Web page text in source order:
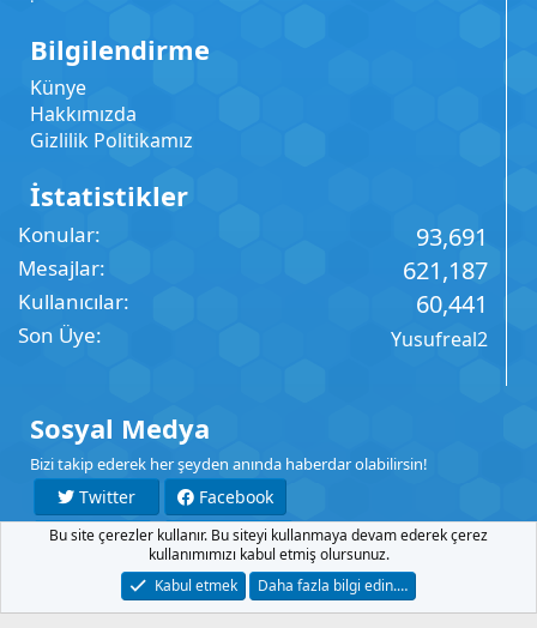
Bilgilendirme
Künye
Hakkımızda
Gizlilik Politikamız
İstatistikler
Konular 93,691
Mesajlar 621,187
Kullanıcılar 60,441
Son Üye Yusufreal2
Sosyal Medya
Bizi takip ederek her şeyden anında haberdar olabilirsin!
Twitter
Facebook
YouTube
Instagram
Şartlar Gizlilik Yardım Anasayfa
R
Bu site çerezler kullanır. Bu siteyi kullanmaya devam ederek çerez
kullanımımızı kabul etmiş olursunuz.
Kabul etmek
Daha fazla bilgi edin.…